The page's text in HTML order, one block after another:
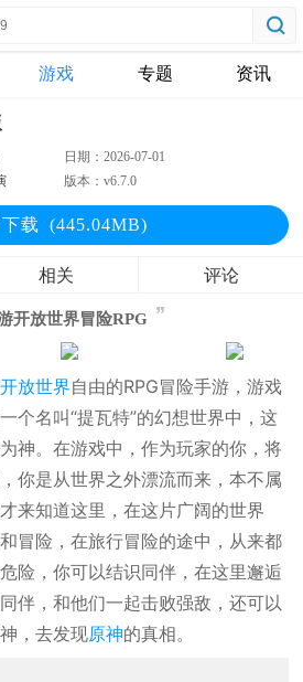
游戏 专题 资讯
日期：2026-07-01
版本：v6.7.0
载 (445.04MB)
相关 评论
开放世界冒险RPG
开放世界自由的RPG冒险手游，游戏
个名叫“提瓦特”的幻想世界中，这
神。在游戏中，作为玩家的你，将
你是从世界之外漂流而来，本不属
来知道这里，在这片广阔的世界
冒险，在旅行冒险的途中，从来都
险，你可以结识同伴，在这里邂逅
伴，和他们一起击败强敌，还可以
，去发现原神的真相。